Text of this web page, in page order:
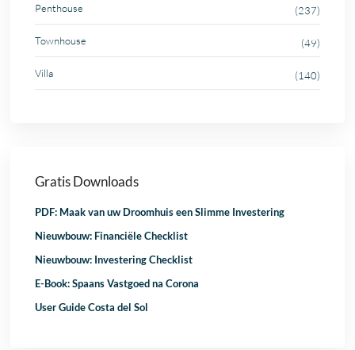
Penthouse (237)
Townhouse (49)
Villa (140)
Gratis Downloads
PDF: Maak van uw Droomhuis een Slimme Investering
Nieuwbouw: Financiële Checklist
Nieuwbouw: Investering Checklist
E-Book: Spaans Vastgoed na Corona
User Guide Costa del Sol